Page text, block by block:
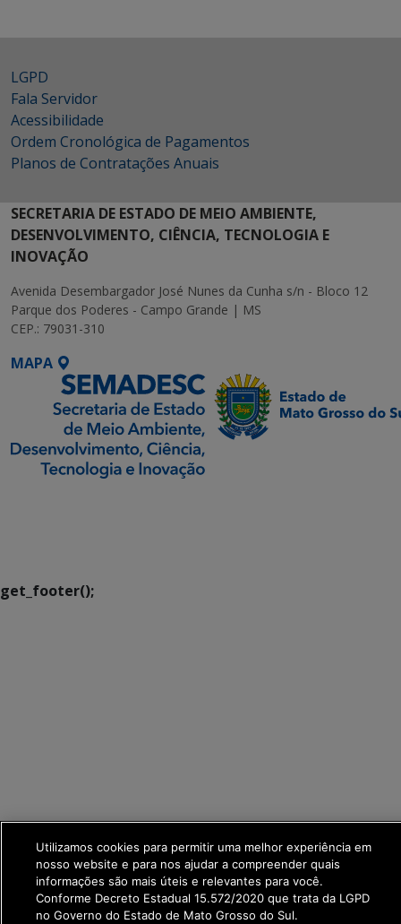
LGPD
Fala Servidor
Acessibilidade
Ordem Cronológica de Pagamentos
Planos de Contratações Anuais
SECRETARIA DE ESTADO DE MEIO AMBIENTE,
DESENVOLVIMENTO, CIÊNCIA, TECNOLOGIA E
INOVAÇÃO
Avenida Desembargador José Nunes da Cunha s/n - Bloco 12
Parque dos Poderes - Campo Grande | MS
CEP.: 79031-310
MAPA
get_footer();
Utilizamos cookies para permitir uma melhor experiência em
nosso website e para nos ajudar a compreender quais
informações são mais úteis e relevantes para você.
Conforme Decreto Estadual 15.572/2020 que trata da LGPD
no Governo do Estado de Mato Grosso do Sul.